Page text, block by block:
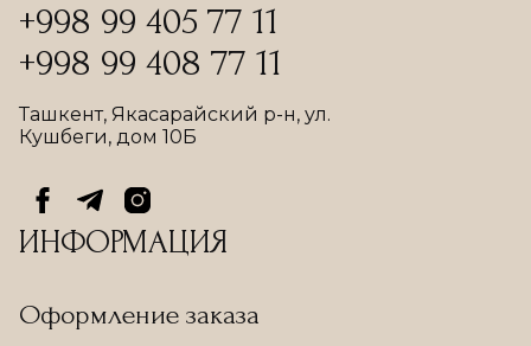
+998 99 405 77 11
+998 99 408 77 11
Ташкент, Якасарайский р-н, ул.
Кушбеги, дом 10Б
ИНФОРМАЦИЯ
Оформление заказа